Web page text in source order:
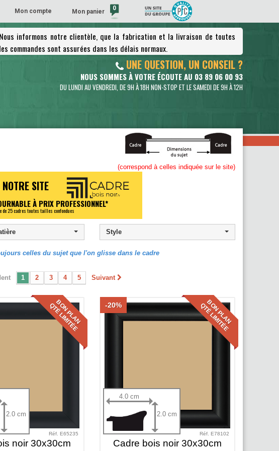
Mon panier 0
(vide)
Mon compte
Nous informons notre clientèle, que la fabrication et la livraison de toutes
les commandes sont assurées dans les délais normaux.
UNE QUESTION, UN CONSEIL ?
NOUS SOMMES À VOTRE ÉCOUTE AU 03 89 06 00 93
DU LUNDI AU VENDREDI, DE 9H À 18H NON-STOP ET LE SAMEDI DE 9H À 12H
(correspond à celles indiquée sur le site)
SITE
À PRIX PROFESSIONNEL*
de 25 cadres toutes tailles confondues
Style
celles du sujet que l'on glisse dans le cadre
1 2 3 4 5 Suivant
2.0 cm
Réf. E65235
BON PLAN
QTÉ LIMITÉE
noir 30x30cm
4.0 cm
2.0 cm
Réf. E78102
BON PLAN
QTÉ LIMITÉE
-20%
Cadre bois noir 30x30cm